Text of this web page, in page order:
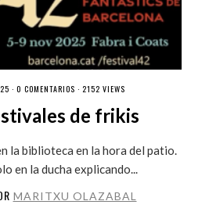
· 0 COMENTARIOS · 2152 VIEWS
de frikis
la biblioteca en la hora del patio.
en la ducha explicando...
MARITXU OLAZABAL